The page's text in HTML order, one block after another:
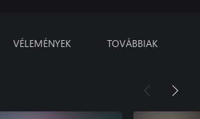
VÉLEMÉNYEK TOVÁBBIAK